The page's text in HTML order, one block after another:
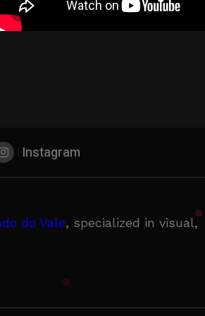
Instagram
do Vale, specialized in visual,